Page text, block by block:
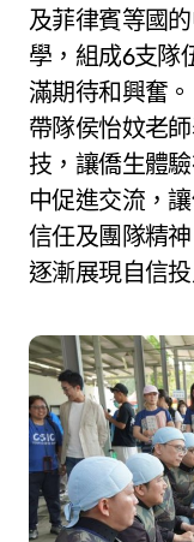
及菲律賓等國
學，組成6支隊
滿期待和興奮。
帶隊侯怡妏老
技，讓僑生體
中促進交流，
信任及團隊精
逐漸展現自信